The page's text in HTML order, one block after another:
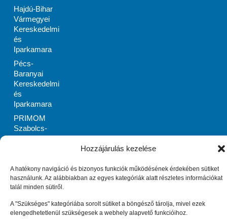
Hozzájárulás kezelése
A hatékony navigáció és bizonyos funkciók működésének érdekében sütiket
használunk. Az alábbiakban az egyes kategóriák alatt részletes információkat
talál minden sütiről.
A "Szükséges" kategóriába sorolt sütiket a böngésző tárolja, mivel ezek
elengedhetetlenül szükségesek a webhely alapvető funkcióihoz.
Hajdú-Bihar
Vármegyei
Kereskedelmi
és
Iparkamara
Pécs-
Baranyai
Kereskedelmi
és
Iparkamara
PRIMOM
Szabolcs-
Szatmár-Bereg
Alapítvány
Zala Megyei
Alapítvány
Impresszum Adatkezelési tájékoztató (EU)